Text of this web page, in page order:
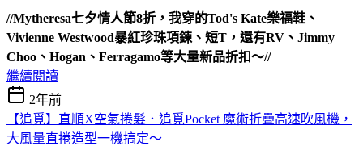
//Mytheresa七夕情人節8折，我穿的Tod's Kate樂福鞋、
Vivienne Westwood暴紅珍珠項鍊、短T，還有RV、Jimmy
Choo、Hogan、Ferragamo等大量新品折扣～//
繼續閱讀
2年前
【追覓】直順X空氣捲髮．追覓Pocket 魔術折疊高速吹風機，
大風量直捲造型一機搞定～